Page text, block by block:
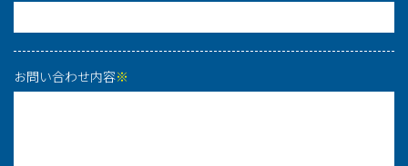
お問い合わせ内容※